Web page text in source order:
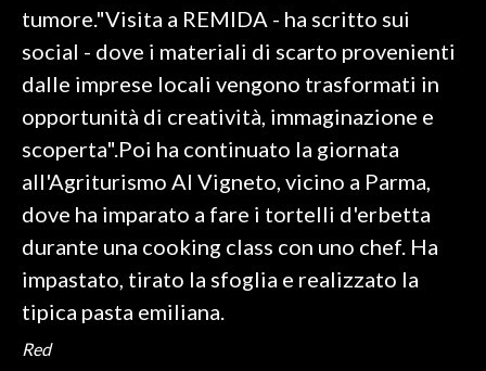
SARDI NEL MONDO
NOTIZIE
EVENTI
3 MINUTI CON
INSULARITÀ
INFO AZIENDE
ABBONATI
ANNUNCI
tumore."Visita a REMIDA - ha scritto sui
social - dove i materiali di scarto provenienti
dalle imprese locali vengono trasformati in
opportunità di creatività, immaginazione e
scoperta".Poi ha continuato la giornata
all'Agriturismo Al Vigneto, vicino a Parma,
dove ha imparato a fare i tortelli d'erbetta
durante una cooking class con uno chef. Ha
impastato, tirato la sfoglia e realizzato la
tipica pasta emiliana.
Red